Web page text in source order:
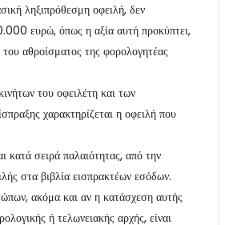
ληξιπρόθεσμη οφειλή, δεν
ευρώ, όπως η αξία αυτή προκύπτει,
αθροίσματος της φορολογητέας
του οφειλέτη και των
χαρακτηρίζεται η οφειλή που
κατά σειρά παλαιότητας, από την
στα βιβλία εισπρακτέων εσόδων.
ακόμα και αν η κατάσχεση αυτής
ή τελωνειακής αρχής, είναι